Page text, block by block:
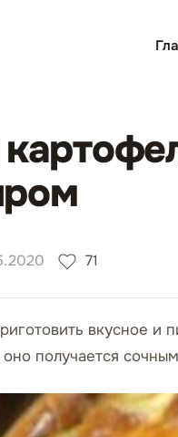
71
вкусное и
оно получается